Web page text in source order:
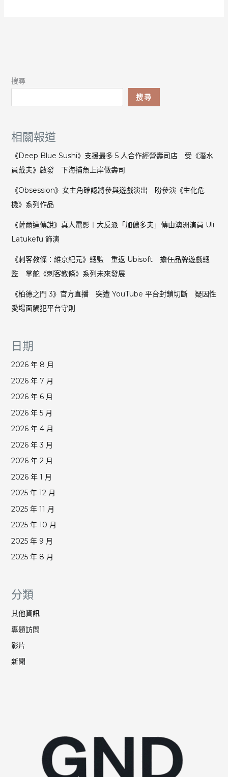
成
家
作
弊
者
42％
作
弊
題
考
放
棄
戲
搜尋
搜尋
相關報道
《Deep Blue Sushi》支援最多 5 人合作經營壽司店 受《潛水
員戴夫》啟發 下海捕魚上岸做壽司
《Obsession》女主角確認將參與遊戲演出 盼參演《生化危
機》系列作品
《薩爾達傳說》真人電影︱大反派「加儂多夫」傳由澳洲演員 Uli
Latukefu 飾演
《刺客教條：維京紀元》總監 重返 Ubisoft 擔任品牌遊戲總
監 掌舵《刺客教條》系列未來發展
《柏德之門 3》官方直播 突遭 YouTube 平台封鎖切斷 疑因性
愛場面觸犯平台守則
日期
2026 年 8 月
2026 年 7 月
2026 年 6 月
2026 年 5 月
2026 年 4 月
2026 年 3 月
2026 年 2 月
2026 年 1 月
2025 年 12 月
2025 年 11 月
2025 年 10 月
2025 年 9 月
2025 年 8 月
分類
其他資訊
專題訪問
影片
新聞